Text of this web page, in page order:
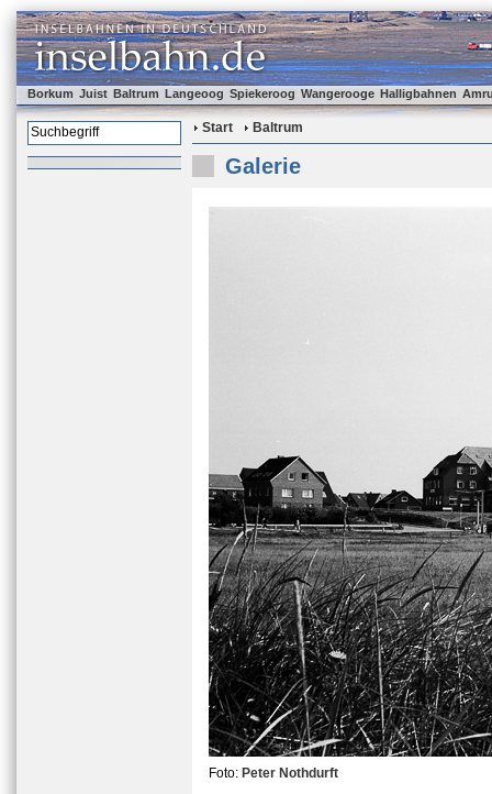
Borkum Juist Baltrum Langeoog Spiekeroog Wangerooge Halligbahnen
Start Baltrum
Galerie
Foto: Peter Nothdurft